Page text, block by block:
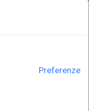
Preferenze